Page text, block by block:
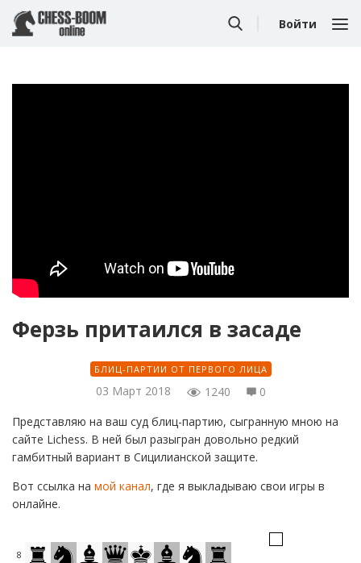
Войти
Ферзь притаился в засаде
БЛИЦ-ПАРТИИ ОТ ПЕРВОГО ЛИЦА
03 Март 2018 1240
0
Представляю на ваш суд блиц-партию, сыгранную мною на
сайте Lichess. В ней был разыгран довольно редкий
гамбитный вариант в Сицилианской защите.
Вот ссылка на мой канал, где я выкладываю свои игры в
онлайне.
8